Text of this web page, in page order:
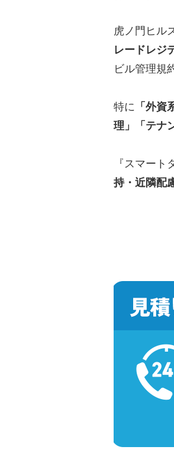
虎ノ門ヒル
レードレジ
ビル管理規
特に 「外
理」「テナ
『スマー
持・近隣配